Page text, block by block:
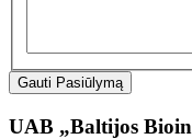
Gauti Pasiūlymą
UAB „Baltijos